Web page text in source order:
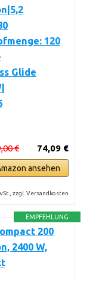
120
Glide
74,09 €
€
ansehen
zzgl. Versandkosten
EMPFEHLUNG
200
2400 W,